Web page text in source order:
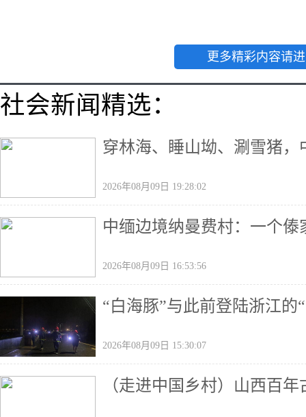
更多精彩内容请
社会新闻精选：
穿林海、睡山坳、涮雪猪，
2026年08月09日 19:28:02
中缅边境纳曼费村：一个傣
2026年08月09日 16:53:56
“白海豚”与此前登陆浙江的
2026年08月09日 15:30:07
（走进中国乡村）山西百